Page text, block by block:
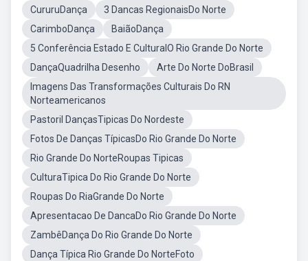
CururuDança
3 Dancas RegionaisDo Norte
CarimboDança
BaiãoDança
5 Conferência Estado E CulturalO Rio Grande Do Norte
DançaQuadrilha Desenho
Arte Do Norte DoBrasil
Imagens Das Transformações Culturais Do RN
Norteamericanos
Pastoril DançasTipicas Do Nordeste
Fotos De Danças TípicasDo Rio Grande Do Norte
Rio Grande Do NorteRoupas Tipicas
CulturaTipica Do Rio Grande Do Norte
Roupas Do RiaGrande Do Norte
Apresentacao De DancaDo Rio Grande Do Norte
ZambêDança Do Rio Grande Do Norte
Dança Típica Rio Grande Do NorteFoto